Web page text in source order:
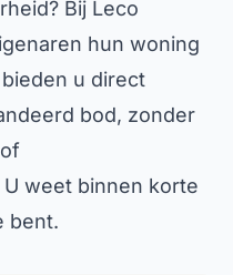
Bij Leco
hun woning
u direct
bod, zonder
weet binnen korte
bent.